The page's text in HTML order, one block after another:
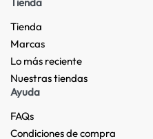
Tienda
Marcas
Lo más reciente​
Nuestras tiendas​
Ayuda
FAQs
Condiciones de compra